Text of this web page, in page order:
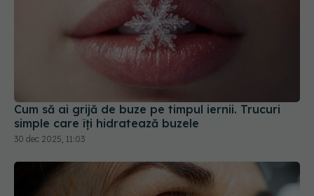
Cum să ai grijă de buze pe timpul iernii. Trucuri
simple care îți hidratează buzele